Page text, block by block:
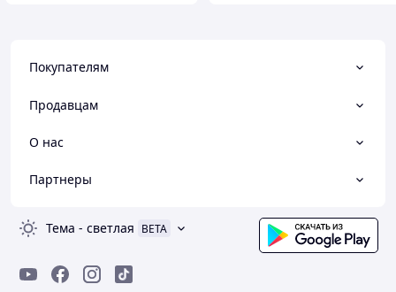
Покупателям
Продавцам
О нас
Партнеры
Тема - светлая BETA